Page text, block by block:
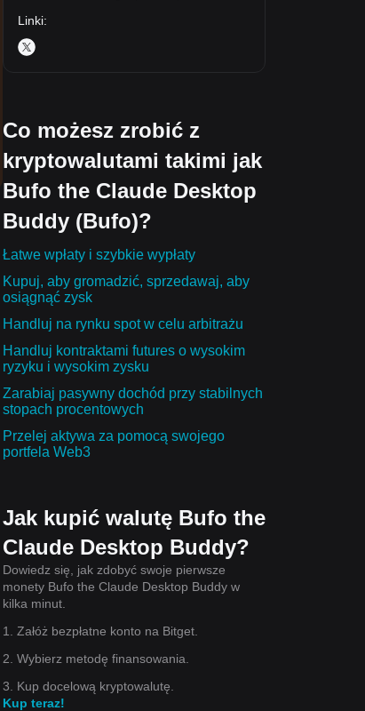
Linki:
Co możesz zrobić z
kryptowalutami takimi jak
Bufo the Claude Desktop
Buddy (Bufo)?
Łatwe wpłaty i szybkie wypłaty
Kupuj, aby gromadzić, sprzedawaj, aby
osiągnąć zysk
Handluj na rynku spot w celu arbitrażu
Handluj kontraktami futures o wysokim
ryzyku i wysokim zysku
Zarabiaj pasywny dochód przy stabilnych
stopach procentowych
Przelej aktywa za pomocą swojego
portfela Web3
Jak kupić walutę Bufo the
Claude Desktop Buddy?
Dowiedz się, jak zdobyć swoje pierwsze
monety Bufo the Claude Desktop Buddy w
kilka minut.
1. Załóż bezpłatne konto na Bitget.
2. Wybierz metodę finansowania.
3. Kup docelową kryptowalutę.
Kup teraz!